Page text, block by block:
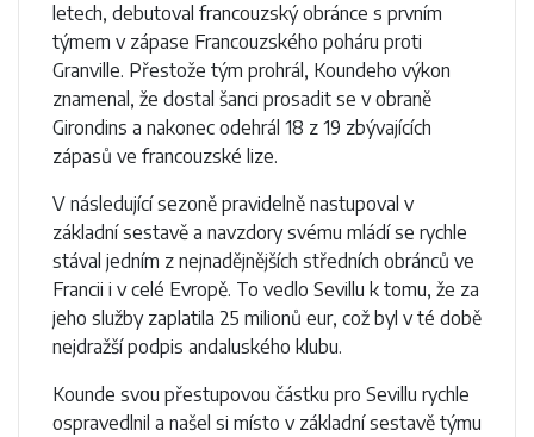
letech, debutoval francouzský obránce s prvním
týmem v zápase Francouzského poháru proti
Granville. Přestože tým prohrál, Koundeho výkon
znamenal, že dostal šanci prosadit se v obraně
Girondins a nakonec odehrál 18 z 19 zbývajících
zápasů ve francouzské lize.
V následující sezoně pravidelně nastupoval v
základní sestavě a navzdory svému mládí se rychle
stával jedním z nejnadějnějších středních obránců ve
Francii i v celé Evropě. To vedlo Sevillu k tomu, že za
jeho služby zaplatila 25 milionů eur, což byl v té době
nejdražší podpis andaluského klubu.
Kounde svou přestupovou částku pro Sevillu rychle
ospravedlnil a našel si místo v základní sestavě týmu